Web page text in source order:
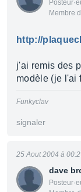
Membre
http://
j'ai remis des
modèle (je l'ai
Funkyclav
signaler
dave
25 Aout 2004 à